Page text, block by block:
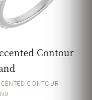
Contour
CONTOUR